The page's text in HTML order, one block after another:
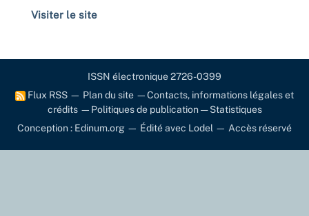
Visiter le site
ISSN électronique 2726-0399
Flux RSS — Plan du site —Contacts, informations légales et
crédits— Politiques de publication—Statistiques
Conception : Edinum.org — Édité avec Lodel — Accès réservé